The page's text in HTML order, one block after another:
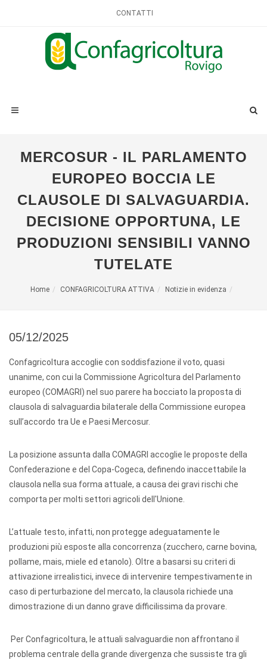
CONTATTI
MERCOSUR - IL PARLAMENTO
EUROPEO BOCCIA LE
CLAUSOLE DI SALVAGUARDIA.
DECISIONE OPPORTUNA, LE
PRODUZIONI SENSIBILI VANNO
TUTELATE
Home CONFAGRICOLTURA ATTIVA Notizie in evidenza
05/12/2025
Confagricoltura accoglie con soddisfazione il voto, quasi
unanime, con cui la Commissione Agricoltura del Parlamento
europeo (COMAGRI) nel suo parere ha bocciato la proposta di
clausola di salvaguardia bilaterale della Commissione europea
sull’accordo tra Ue e Paesi Mercosur.
La posizione assunta dalla COMAGRI accoglie le proposte della
Confederazione e del Copa-Cogeca, definendo inaccettabile la
clausola nella sua forma attuale, a causa dei gravi rischi che
comporta per molti settori agricoli dell'Unione.
L’attuale testo, infatti, non protegge adeguatamente le
produzioni più esposte alla concorrenza (zucchero, carne bovina,
pollame, mais, miele ed etanolo). Oltre a basarsi su criteri di
attivazione irrealistici, invece di intervenire tempestivamente in
caso di perturbazione del mercato, la clausola richiede una
dimostrazione di un danno grave difficilissima da provare.
Per Confagricoltura, le attuali salvaguardie non affrontano il
problema centrale della grande divergenza che sussiste tra gli